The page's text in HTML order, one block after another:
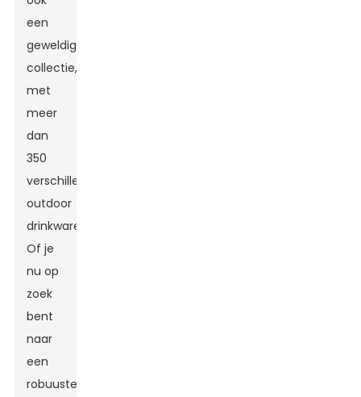
een
geweldige
collectie,
met
meer
dan
350
verschillende
outdoor
drinkwaren!
Of je
nu op
zoek
bent
naar
een
robuuste